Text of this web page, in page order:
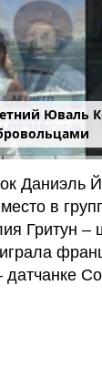
Юваль
Даниэль
в
Гритун –
датчанке